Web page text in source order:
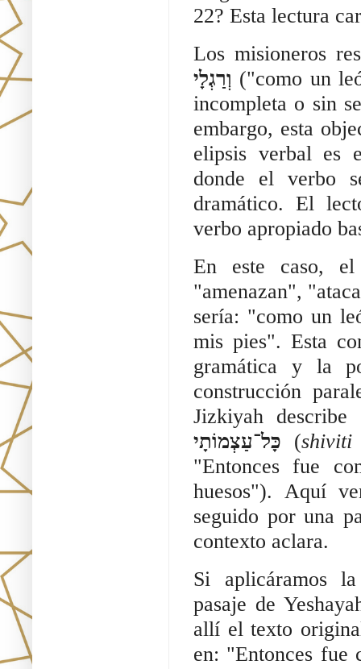
22? Esta lectura
Los misioneros
וְרַגְלָי ("como un
incompleta o sin
embargo, esta
elipsis verbal es
donde el verbo
dramático. El
verbo apropiado
En este caso, el
"amenazan",
sería: "como un
mis pies". Esta
gramática y la
construcción
Jizkiyah
כָּל־עַצְמוֹתָי (shiviti
"Entonces fue
huesos"). Aquí
seguido por una
contexto aclara.
Si aplicáramos
pasaje de
allí el texto
en: "Entonces fue